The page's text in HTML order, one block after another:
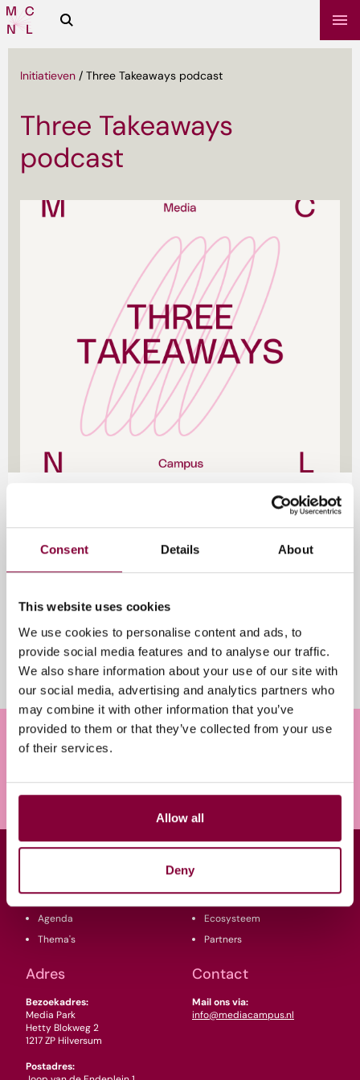
Consent Details About
This website uses cookies
We use cookies to personalise content and ads, to
provide social media features and to analyse our traffic.
We also share information about your use of our site with
our social media, advertising and analytics partners who
may combine it with other information that you’ve
provided to them or that they’ve collected from your use
of their services.
Allow all
Deny
Media
Campus
Zoeken
Initiatieven / Three Takeaways podcast
Three Takeaways
podcast
Three Takeaways is dé podcast voor iedereen die wil
leren van de ervaringen en inzichten van de meest
vooruitstrevende denkers en doeners van vandaag. In
elke aflevering nodigen Jolien van de Griendt en
Merlijn Passier mediapioniers uit om hun drie
inspirerende gesprekken, praktische inzichten en een
frisse blik op de toekomst van ons vak als
mediamaker.
Kennisbank
Agenda
Thema's
MCNL
Over ons
Ecosysteem
Partners
Adres
Bezoekadres:
Media Park
Hetty Blokweg 2
1217 ZP Hilversum
Postadres:
Contact
Mail ons via:
info@mediacampus.nl
Meld je aan voor onze nieuwsbrief
mailadres